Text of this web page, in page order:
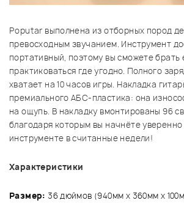
Poputar выполнена из отборных пород
превосходным звучанием. Инструмент
портативный, поэтому вы сможете брать
практиковаться где угодно. Полного
хватает на 10 часов игры. Накладка
премиального АБС-пластика: она
на ощупь. В накладку вмонтированы 96
благодаря которым вы начнёте уверенно
инструменте в считанные недели!
Характеристики
Размер: 36 дюймов (940мм x 360мм x